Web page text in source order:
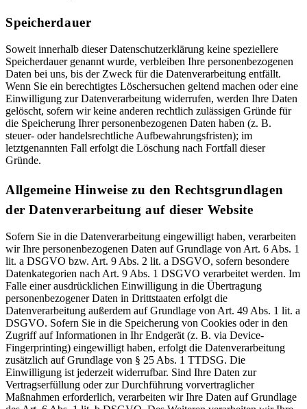
Speicherdauer
Soweit innerhalb dieser Datenschutzerklärung keine speziellere
Speicherdauer genannt wurde, verbleiben Ihre personenbezogenen
Daten bei uns, bis der Zweck für die Datenverarbeitung entfällt.
Wenn Sie ein berechtigtes Löschersuchen geltend machen oder eine
Einwilligung zur Datenverarbeitung widerrufen, werden Ihre Daten
gelöscht, sofern wir keine anderen rechtlich zulässigen Gründe für
die Speicherung Ihrer personenbezogenen Daten haben (z. B.
steuer- oder handelsrechtliche Aufbewahrungsfristen); im
letztgenannten Fall erfolgt die Löschung nach Fortfall dieser
Gründe.
Allgemeine Hinweise zu den Rechtsgrundlagen
der Datenverarbeitung auf dieser Website
Sofern Sie in die Datenverarbeitung eingewilligt haben, verarbeiten
wir Ihre personenbezogenen Daten auf Grundlage von Art. 6 Abs. 1
lit. a DSGVO bzw. Art. 9 Abs. 2 lit. a DSGVO, sofern besondere
Datenkategorien nach Art. 9 Abs. 1 DSGVO verarbeitet werden. Im
Falle einer ausdrücklichen Einwilligung in die Übertragung
personenbezogener Daten in Drittstaaten erfolgt die
Datenverarbeitung außerdem auf Grundlage von Art. 49 Abs. 1 lit. a
DSGVO. Sofern Sie in die Speicherung von Cookies oder in den
Zugriff auf Informationen in Ihr Endgerät (z. B. via Device-
Fingerprinting) eingewilligt haben, erfolgt die Datenverarbeitung
zusätzlich auf Grundlage von § 25 Abs. 1 TTDSG. Die
Einwilligung ist jederzeit widerrufbar. Sind Ihre Daten zur
Vertragserfüllung oder zur Durchführung vorvertraglicher
Maßnahmen erforderlich, verarbeiten wir Ihre Daten auf Grundlage